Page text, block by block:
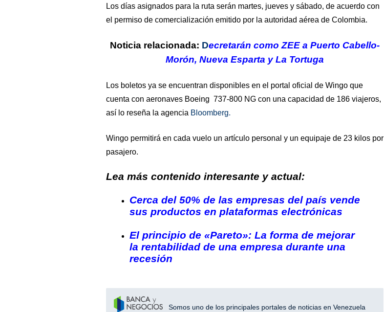
Los días asignados para la ruta serán martes, jueves y sábado, de acuerdo con
el permiso de comercialización emitido por la autoridad aérea de Colombia.
Noticia relacionada: Decretarán como ZEE a Puerto Cabello-
Morón, Nueva Esparta y La Tortuga
Los boletos ya se encuentran disponibles en el portal oficial de Wingo que
cuenta con aeronaves Boeing 737-800 NG con una capacidad de 186 viajeros,
así lo reseña la agencia Bloomberg.
Wingo permitirá en cada vuelo un artículo personal y un equipaje de 23 kilos por
pasajero.
Lea más contenido interesante y actual:
Cerca del 50% de las empresas del país vende
sus productos en plataformas electrónicas
El principio de «Pareto»: La forma de mejorar
la rentabilidad de una empresa durante una
recesión
Somos uno de los principales portales de noticias en Venezuela